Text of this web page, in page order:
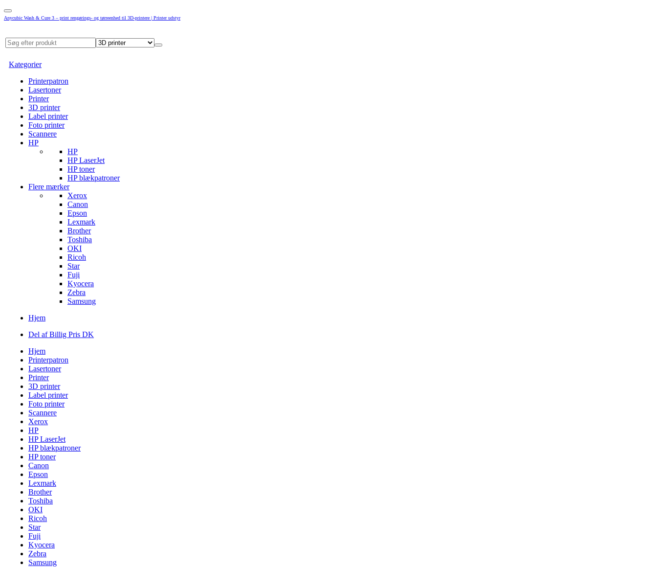
Anycubic Wash & Cure 3 – print rengørings- og tørreenhed til 3D-printere | Printer udstyr
Kategorier
Printerpatron
Lasertoner
Printer
3D printer
Label printer
Foto printer
Scannere
HP
HP
HP LaserJet
HP toner
HP blækpatroner
Flere mærker
Xerox
Canon
Epson
Lexmark
Brother
Toshiba
OKI
Ricoh
Star
Fuji
Kyocera
Zebra
Samsung
Hjem
Del af Billig Pris DK
Hjem
Printerpatron
Lasertoner
Printer
3D printer
Label printer
Foto printer
Scannere
Xerox
HP
HP LaserJet
HP blækpatroner
HP toner
Canon
Epson
Lexmark
Brother
Toshiba
OKI
Ricoh
Star
Fuji
Kyocera
Zebra
Samsung